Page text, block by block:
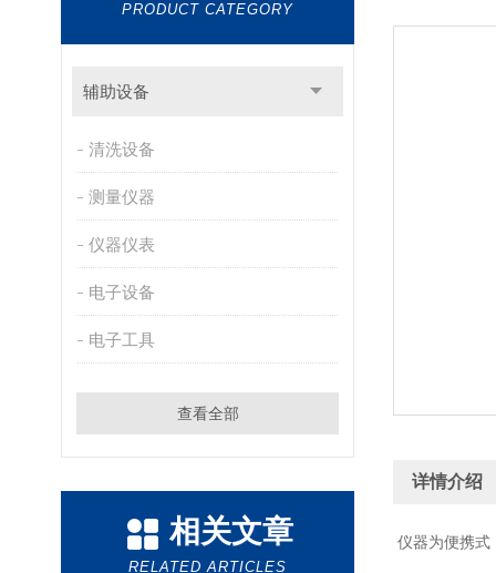
PRODUCT CATEGORY
辅助设备
清洗设备
测量仪器
仪器仪表
电子设备
电子工具
查看全部
相关文章
RELATED ARTICLES
详情介绍
仪器为便携式